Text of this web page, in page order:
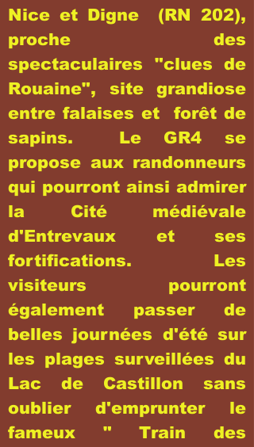
Nice et Digne (RN 202),
proche des
spectaculaires "clues de
Rouaine", site grandiose
entre falaises et forêt de
sapins. Le GR4 se
propose aux randonneurs
qui pourront ainsi admirer
la Cité médiévale
d'Entrevaux et ses
fortifications. Les
visiteurs pourront
également passer de
belles journées d'été sur
les plages surveillées du
Lac de Castillon sans
oublier d'emprunter le
fameux " Train des